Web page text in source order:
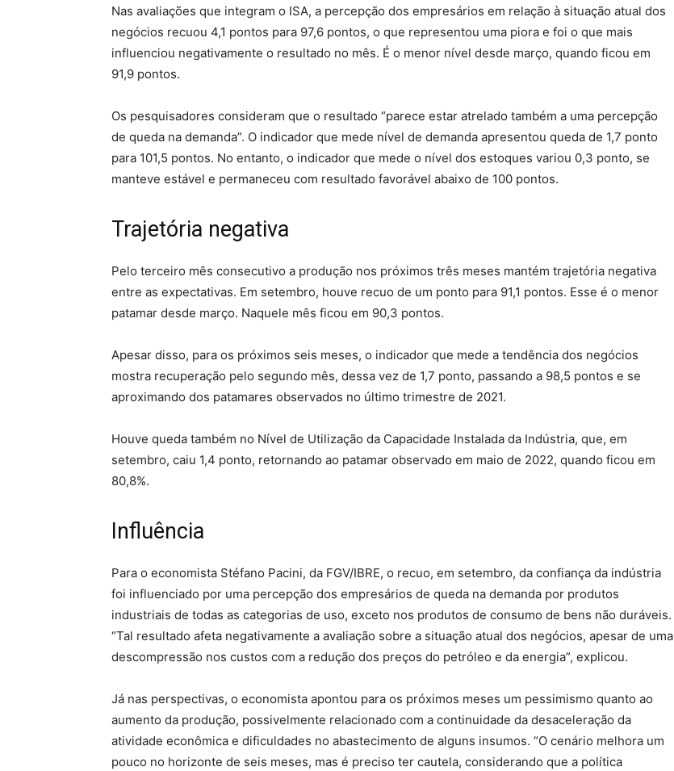
Nas avaliações que integram o ISA, a percepção dos empresários em relação à situação atual dos
negócios recuou 4,1 pontos para 97,6 pontos, o que representou uma piora e foi o que mais
influenciou negativamente o resultado no mês. É o menor nível desde março, quando ficou em
91,9 pontos.
Os pesquisadores consideram que o resultado “parece estar atrelado também a uma percepção
de queda na demanda”. O indicador que mede nível de demanda apresentou queda de 1,7 ponto
para 101,5 pontos. No entanto, o indicador que mede o nível dos estoques variou 0,3 ponto, se
manteve estável e permaneceu com resultado favorável abaixo de 100 pontos.
Trajetória negativa
Pelo terceiro mês consecutivo a produção nos próximos três meses mantém trajetória negativa
entre as expectativas. Em setembro, houve recuo de um ponto para 91,1 pontos. Esse é o menor
patamar desde março. Naquele mês ficou em 90,3 pontos.
Apesar disso, para os próximos seis meses, o indicador que mede a tendência dos negócios
mostra recuperação pelo segundo mês, dessa vez de 1,7 ponto, passando a 98,5 pontos e se
aproximando dos patamares observados no último trimestre de 2021.
Houve queda também no Nível de Utilização da Capacidade Instalada da Indústria, que, em
setembro, caiu 1,4 ponto, retornando ao patamar observado em maio de 2022, quando ficou em
80,8%.
Influência
Para o economista Stéfano Pacini, da FGV/IBRE, o recuo, em setembro, da confiança da indústria
foi influenciado por uma percepção dos empresários de queda na demanda por produtos
industriais de todas as categorias de uso, exceto nos produtos de consumo de bens não duráveis.
“Tal resultado afeta negativamente a avaliação sobre a situação atual dos negócios, apesar de uma
descompressão nos custos com a redução dos preços do petróleo e da energia”, explicou.
Já nas perspectivas, o economista apontou para os próximos meses um pessimismo quanto ao
aumento da produção, possivelmente relacionado com a continuidade da desaceleração da
atividade econômica e dificuldades no abastecimento de alguns insumos. “O cenário melhora um
pouco no horizonte de seis meses, mas é preciso ter cautela, considerando que a política